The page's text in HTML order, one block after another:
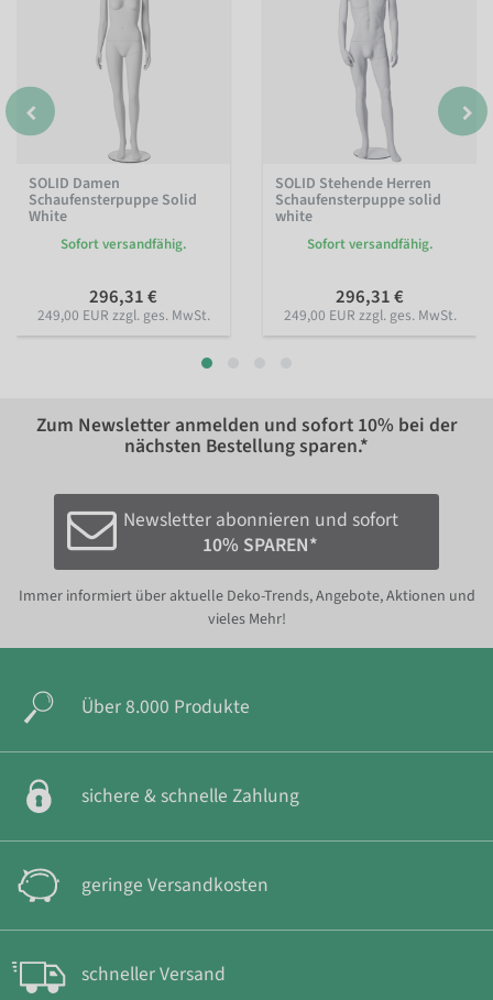
SOLID Damen
Schaufensterpuppe Solid
White
Sofort versandfähig.
296,31 €
249,00 EUR zzgl. ges. MwSt.
SOLID Stehende Herren
Schaufensterpuppe solid
white
Sofort versandfähig.
296,31 €
249,00 EUR zzgl. ges. MwSt.
Zum Newsletter anmelden und sofort 10% bei der
nächsten Bestellung sparen.*
Newsletter abonnieren und sofort
10% SPAREN*
Immer informiert über aktuelle Deko-Trends, Angebote, Aktionen und
vieles Mehr!
Über 8.000 Produkte
sichere & schnelle Zahlung
geringe Versandkosten
schneller Versand